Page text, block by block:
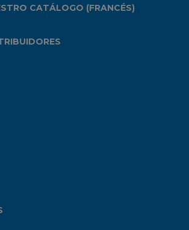
CATÁLOGO (FRANCÉS)